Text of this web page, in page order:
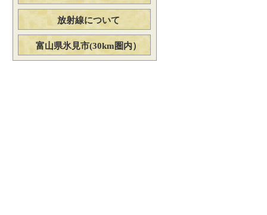
放射線について
富山県氷見市(30km圏内）